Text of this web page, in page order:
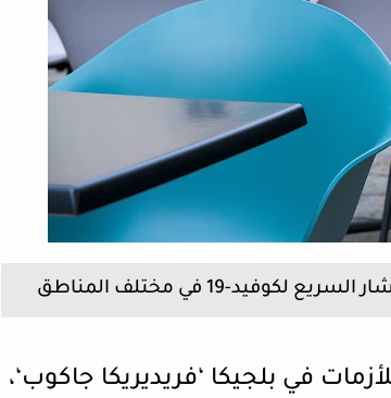
19 في مختلف المناطق
في بلجيكا ‘فريديريكا جاكوب‘،